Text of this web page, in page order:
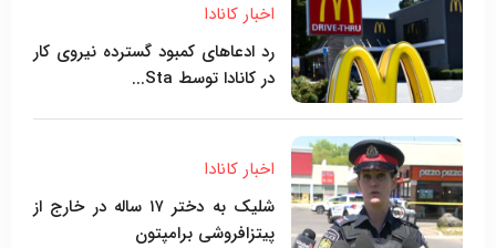
اخبار کانادا
رد ادعاهای کمبود گسترده نیروی کار
در کانادا توسط Sta...
اخبار کانادا
شلیک به دختر ۱۷ ساله در خارج از
پیتزافروشی برامپتون